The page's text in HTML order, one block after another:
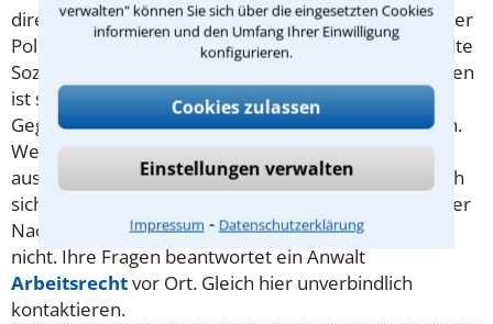
verwalten" können Sie sich über die eingesetzten Cookies
informieren und den Umfang Ihrer Einwilligung
konfigurieren.
Cookies zulassen
Einstellungen verwalten
Impressum ⁃ Datenschutzerklärung
direkt bei der nächsten Zollstation oder auch bei jeder
Polizeidienststelle tun. DasBußgeld für nicht gezahlte
Sozialversicherungsbeiträge und/oder Steuerschulden
ist schnell im oberen fünfstelligen Bereich.
Gegebenenfalls ist auch eine Freiheitsstrafe möglich.
Wer einen Mangel aufgrund einer schlecht
ausgeführten Schwarzarbeit entdeckt, bleibt ziemlich
sicher auf dem Schaden sitzen:
oder
Nachbesserung für Schwarzarbeit gibt es (rechtlich)
nicht. Ihre Fragen beantwortet ein Anwalt
Arbeitsrechtvor Ort. Gleich hier unverbindlich
kontaktieren.